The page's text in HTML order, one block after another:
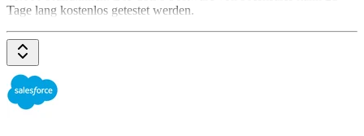
Tage lang kostenlos getestet werden.